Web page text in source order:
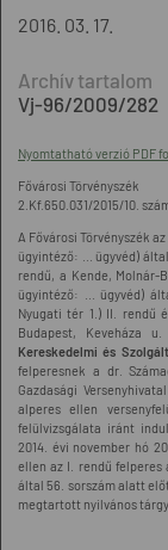
2016. 03. 17.
Vj-96/2009/282
Nyomtatható verzió PDF
Fővárosi Törvényszék
2.Kf.650.031/2015/10.
A Fővárosi Törvényszék
ügyintéző: ... ügyvéd)
rendű, a Kende, Molnár-
ügyintéző: ... ügyvéd)
Nyugati tér 1.) II. rendű
Budapest, Keveháza
Kereskedelmi és
felperesnek a dr.
Gazdasági
alperes ellen
felülvizsgálata iránt
2014. évi november hó
ellen az I. rendű
által 56. sorszám alatt
megtartott nyilvános